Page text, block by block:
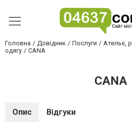
Головна Довідник Послуги
Ательє,
одягу
CANA
CANA
Опис Відгуки